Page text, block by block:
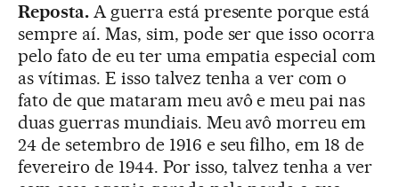
Reposta.A guerra está presente porque está
sempre aí. Mas, sim, pode ser que isso ocorra
pelo fato de eu ter uma empatia especial com
as vítimas. E isso talvez tenha a ver com o
fato de que mataram meu avô e meu pai nas
duas guerras mundiais. Meu avô morreu em
24 de setembro de 1916 e seu filho, em 18 de
fevereiro de 1944. Por isso, talvez tenha a ver